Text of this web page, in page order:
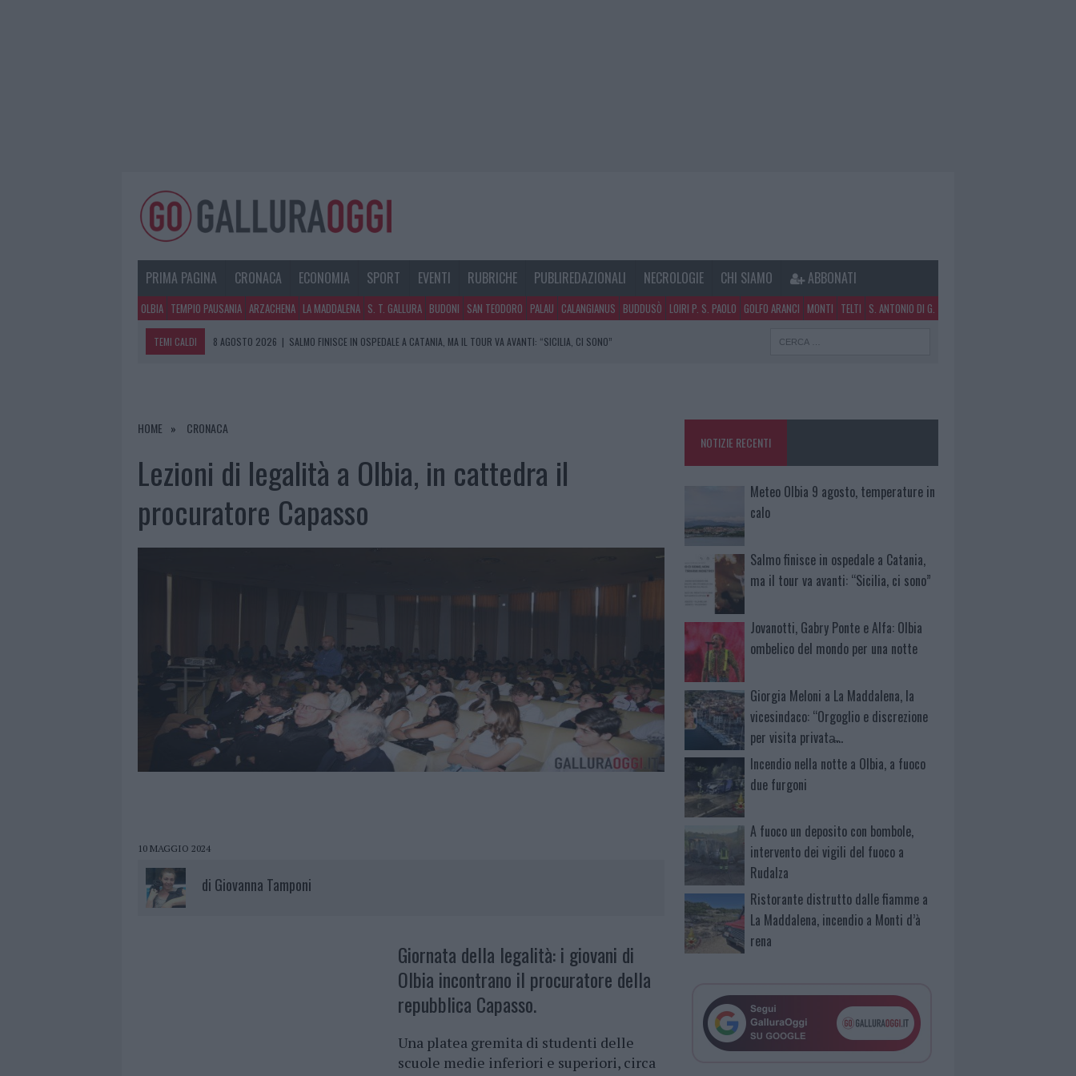
PRIMA PAGINA CRONACA ECONOMIA SPORT EVENTI RUBRICHE PUBLIREDAZIONALI NECROLOGIE CHI SIAMO ABBONATI
OLBIA TEMPIO PAUSANIA ARZACHENA LA MADDALENA S. T. GALLURA BUDONI SAN TEODORO PALAU CALANGIANUS BUDDUSÒ LOIRI P. S. PAOLO GOLFO ARANCI MONTI TELTI S. ANTONIO DI G.
TEMI CALDI 8 AGOSTO 2026 | SALMO FINISCE IN OSPEDALE A CATANIA, MA IL TOUR VA AVANTI: “SICILIA, CI SONO”
8 AGOSTO 2026
|
HOME CRONACA
Lezioni di legalità a Olbia, in cattedra il
procuratore Capasso
10 MAGGIO 2024
di Giovanna Tamponi
Giornata della legalità: i giovani di
Olbia incontrano il procuratore della
repubblica Capasso.
Una platea gremita di studenti delle
scuole medie inferiori e superiori, circa
NOTIZIE RECENTI
Meteo Olbia 9 agosto, temperature in
calo
Salmo finisce in ospedale a Catania,
ma il tour va avanti: “Sicilia, ci sono”
Jovanotti, Gabry Ponte e Alfa: Olbia
ombelico del mondo per una notte
Giorgia Meloni a La Maddalena, la
vicesindaco: “Orgoglio e discrezione
per visita privata̶…
Incendio nella notte a Olbia, a fuoco
due furgoni
A fuoco un deposito con bombole,
intervento dei vigili del fuoco a
Rudalza
Ristorante distrutto dalle fiamme a
La Maddalena, incendio a Monti d’à
rena